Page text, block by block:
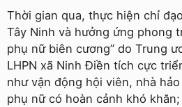
Thời gian qua, thực hiện chỉ
Tây Ninh và hưởng ứng phong
phụ nữ biên cương” do Trung
LHPN xã Ninh Điền tích cực
như vận động hội viên, nhà
phụ nữ có hoàn cảnh khó